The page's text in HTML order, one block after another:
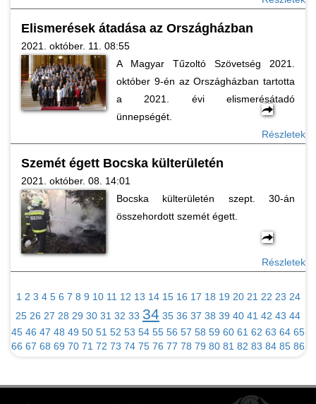
Elismerések átadása az Országházban
2021. október. 11. 08:55
A Magyar Tűzoltó Szövetség 2021.
október 9-én az Országházban tartotta
a 2021. évi elismerésátadó
ünnepségét.
Részletek
Szemét égett Bocska külterületén
2021. október. 08. 14:01
Bocska külterületén szept. 30-án
összehordott szemét égett.
Részletek
1 2 3 4 5 6 7 8 9 10 11 12 13 14 15 16 17 18 19 20 21 22 23 24
25 26 27 28 29 30 31 32 33 34 35 36 37 38 39 40 41 42 43 44
45 46 47 48 49 50 51 52 53 54 55 56 57 58 59 60 61 62 63 64 65
66 67 68 69 70 71 72 73 74 75 76 77 78 79 80 81 82 83 84 85 86